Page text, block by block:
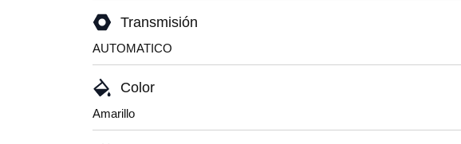
Transmisión
AUTOMATICO
Color
Amarillo